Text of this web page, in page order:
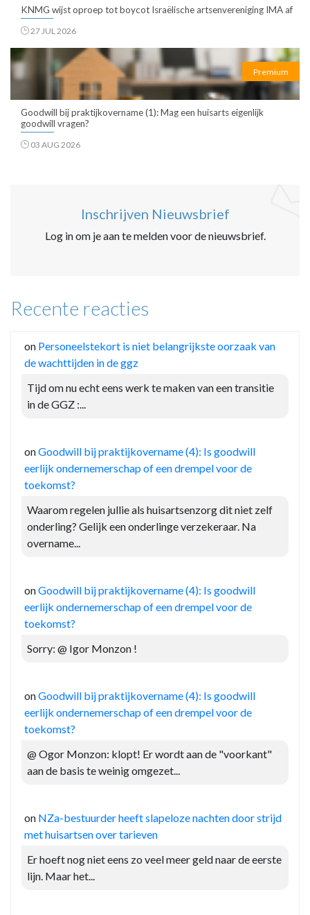
KNMG wijst oproep tot boycot Israëlische artsenvereniging IMA af
27 JUL 2026
Premium
Goodwill bij praktijkovername (1): Mag een huisarts eigenlijk
goodwill vragen?
03 AUG 2026
Inschrijven Nieuwsbrief
Log in om je aan te melden voor de nieuwsbrief.
Recente reacties
on Personeelstekort is niet belangrijkste oorzaak van
de wachttijden in de ggz
Tijd om nu echt eens werk te maken van een transitie
in de GGZ :...
onGoodwill bij praktijkovername (4): Is goodwill
eerlijk ondernemerschap of een drempel voor de
toekomst?
Waarom regelen jullie als huisartsenzorg dit niet zelf
onderling? Gelijk een onderlinge verzekeraar. Na
overname...
onGoodwill bij praktijkovername (4): Is goodwill
eerlijk ondernemerschap of een drempel voor de
toekomst?
Sorry: @ Igor Monzon !
onGoodwill bij praktijkovername (4): Is goodwill
eerlijk ondernemerschap of een drempel voor de
toekomst?
@ Ogor Monzon: klopt! Er wordt aan de "voorkant"
aan de basis te weinig omgezet...
on NZa-bestuurder heeft slapeloze nachten door strijd
met huisartsen over tarieven
Er hoeft nog niet eens zo veel meer geld naar de eerste
lijn. Maar het...